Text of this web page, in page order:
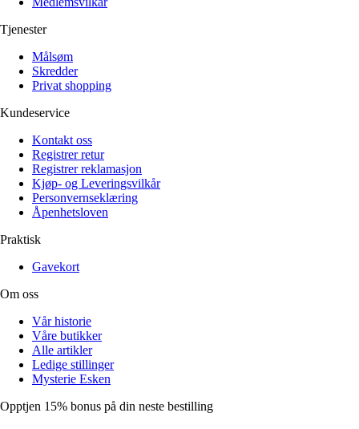
Tjenester
Målsøm
Skredder
Privat shopping
Kundeservice
Kontakt oss
Registrer retur
Registrer reklamasjon
Kjøp- og Leveringsvilkår
Personvernseklæring
Åpenhetsloven
Praktisk
Gavekort
Om oss
Vår historie
Våre butikker
Alle artikler
Ledige stillinger
Mysterie Esken
Opptjen 15% bonus på din neste bestilling